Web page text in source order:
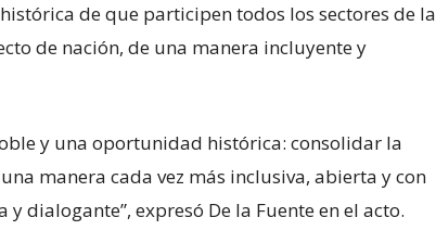
de que participen todos los sectores de la
de nación, de una manera incluyente y
y una oportunidad histórica: consolidar la
manera cada vez más inclusiva, abierta y con
dialogante”, expresó De la Fuente en el acto.